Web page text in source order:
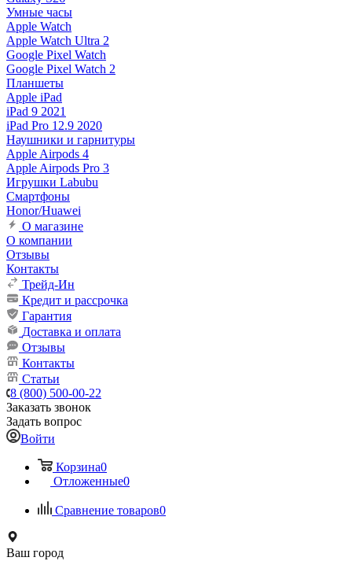
Умные часы
Apple Watch
Apple Watch Ultra 2
Google Pixel Watch
Google Pixel Watch 2
Планшеты
Apple iPad
iPad 9 2021
iPad Pro 12.9 2020
Наушники и гарнитуры
Apple Airpods 4
Apple Airpods Pro 3
Игрушки Labubu
Смартфоны
Honor/Huawei
О магазине
О компании
Отзывы
Контакты
Трейд-Ин
Кредит и рассрочка
Гарантия
Доставка и оплата
Отзывы
Контакты
Статьи
8 (800) 500-00-22
Заказать звонок
Задать вопрос
Войти
Корзина0
Отложенные0
Сравнение товаров0
Ваш город